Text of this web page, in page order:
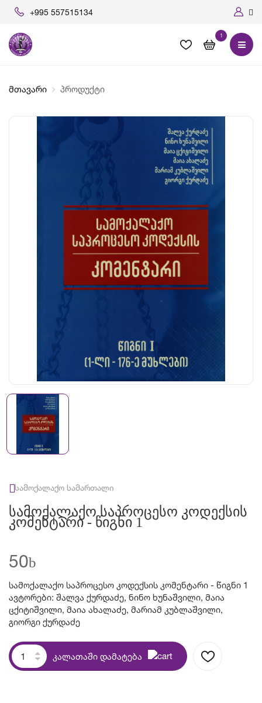
+995 557515134
1
მთავარი პროდუქტი
სამოქალაქო სამართალი
Სამოქალაქო Საპროცესო Კოდექსის
Კომენტარი - Წიგნი 1
50b
სამოქალაქო საპროცესო კოდექსის კომენტარი - წიგნი 1
ავტორები: შალვა ქურდაძე, ნინო ხუნაშვილი, მაია
ცქიტიშვილი, მაია ახალაძე, მარიამ კუბლაშვილი,
გიორგი ქურდაძე
კალათაში დამატება